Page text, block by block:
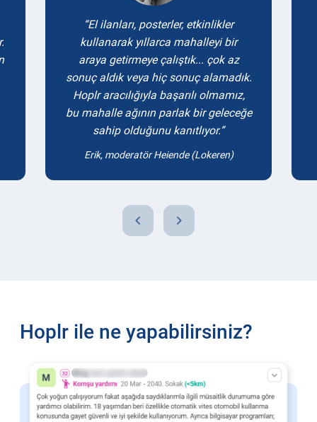
El ilanları, posterler, etkinlikler
kullanarak yıllarca mahalleyi bir
araya getirmeye çalıştık... çok az
sonuç aldık veya hiç sonuç alamadık.
Hoplr aracılığıyla başarılı olmamız,
bu mahalle ağının parlak bir geleceğe
sahip olduğunu kanıtlıyor.
Erik, moderatör Heiende (Lokeren)
chevron_left chevron_right
Hoplr ile ne yapabilirsiniz?